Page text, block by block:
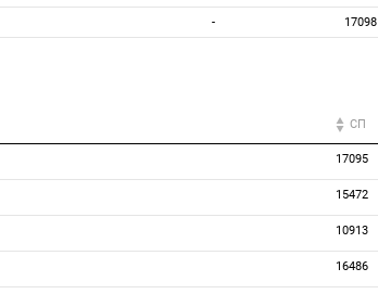
- 17098
СП
17095
15472
10913
16486